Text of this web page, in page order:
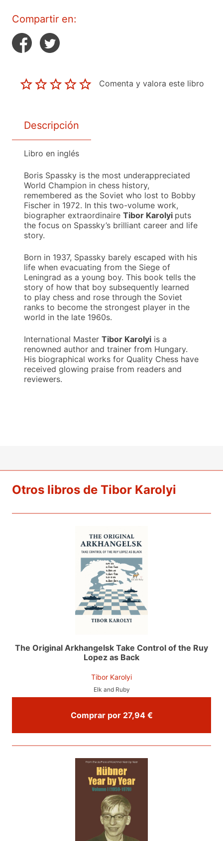
Compartir en:
Comenta y valora este libro
Descripción
Libro en inglés
Boris Spassky is the most underappreciated
World Champion in chess history,
remembered as the Soviet who lost to Bobby
Fischer in 1972. In this two-volume work,
biographer extraordinaire Tibor Karolyi puts
the focus on Spassky’s brilliant career and life
story.
Born in 1937, Spassky barely escaped with his
life when evacuating from the Siege of
Leningrad as a young boy. This book tells the
story of how that boy subsequently learned
to play chess and rose through the Soviet
ranks to become the strongest player in the
world in the late 1960s.
International Master Tibor Karolyi is a
renowned author and trainer from Hungary.
His biographical works for Quality Chess have
received glowing praise from readers and
reviewers.
Otros libros de Tibor Karolyi
The Original Arkhangelsk Take Control of the Ruy
Lopez as Back
Tibor Karolyi
Elk and Ruby
Comprar por 27,94 €